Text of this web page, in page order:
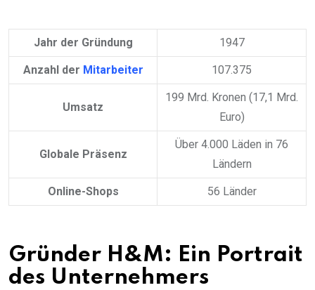
Jahr der Gründung 1947
Anzahl der Mitarbeiter 107.375
Umsatz
199 Mrd. Kronen (17,1 Mrd.
Euro)
Globale Präsenz
Über 4.000 Läden in 76
Ländern
Online-Shops 56 Länder
Gründer H&M: Ein Portrait
des Unternehmers